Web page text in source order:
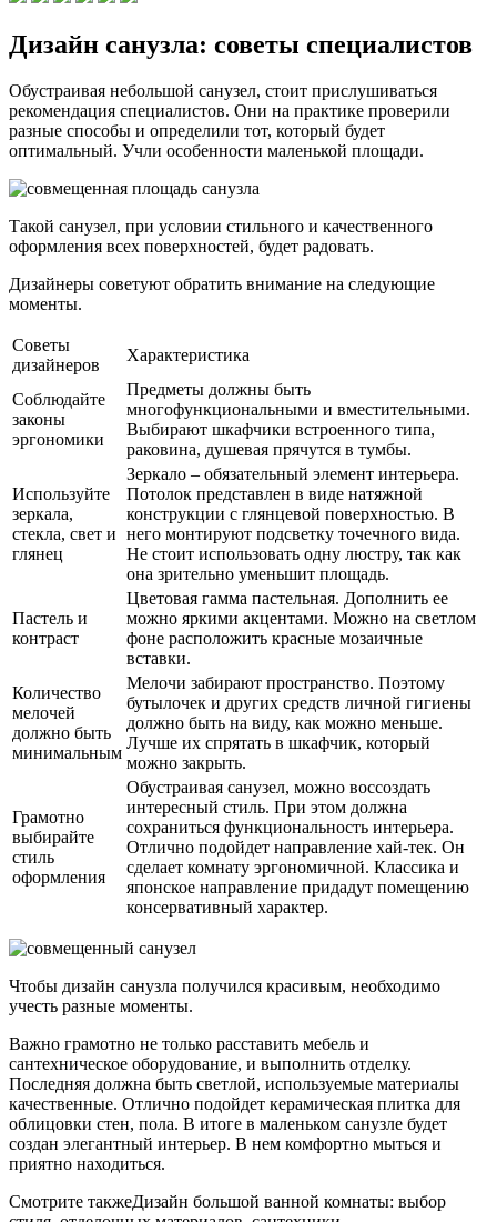
Дизайн санузла: советы специалистов
Обустраивая небольшой санузел, стоит прислушиваться
рекомендация специалистов. Они на практике проверили
разные способы и определили тот, который будет
оптимальный. Учли особенности маленькой площади.
Такой санузел, при условии стильного и качественного
оформления всех поверхностей, будет радовать.
Дизайнеры советуют обратить внимание на следующие
моменты.
Советы
дизайнеров
Характеристика
Соблюдайте
законы
эргономики
Предметы должны быть
многофункциональными и вместительными.
Выбирают шкафчики встроенного типа,
раковина, душевая прячутся в тумбы.
Используйте
зеркала,
стекла, свет и
глянец
Зеркало – обязательный элемент интерьера.
Потолок представлен в виде натяжной
конструкции с глянцевой поверхностью. В
него монтируют подсветку точечного вида.
Не стоит использовать одну люстру, так как
она зрительно уменьшит площадь.
Пастель и
контраст
Цветовая гамма пастельная. Дополнить ее
можно яркими акцентами. Можно на светлом
фоне расположить красные мозаичные
вставки.
Количество
мелочей
должно быть
минимальным
Мелочи забирают пространство. Поэтому
бутылочек и других средств личной гигиены
должно быть на виду, как можно меньше.
Лучше их спрятать в шкафчик, который
можно закрыть.
Грамотно
выбирайте
стиль
оформления
Обустраивая санузел, можно воссоздать
интересный стиль. При этом должна
сохраниться функциональность интерьера.
Отлично подойдет направление хай-тек. Он
сделает комнату эргономичной. Классика и
японское направление придадут помещению
консервативный характер.
Чтобы дизайн санузла получился красивым, необходимо
учесть разные моменты.
Важно грамотно не только расставить мебель и
сантехническое оборудование, и выполнить отделку.
Последняя должна быть светлой, используемые материалы
качественные. Отлично подойдет керамическая плитка для
облицовки стен, пола. В итоге в маленьком санузле будет
создан элегантный интерьер. В нем комфортно мыться и
приятно находиться.
Смотрите такжеДизайн большой ванной комнаты: выбор